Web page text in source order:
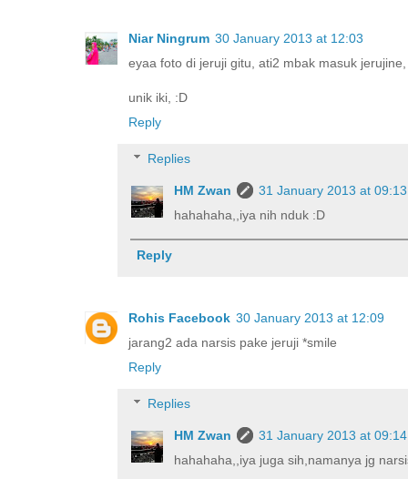
Niar Ningrum 30 January 2013 at 12:03
eyaa foto di jeruji gitu, ati2 mbak masuk
unik iki, :D
Reply
Replies
HM Zwan
31 January 2013 at 09:13
hahahaha,,iya nih nduk :D
Reply
Rohis Facebook 30 January 2013 at 12:09
jarang2 ada narsis pake jeruji *smile
Reply
Replies
HM Zwan
31 January 2013 at 09:14
hahahaha,,iya juga sih,namanya jg